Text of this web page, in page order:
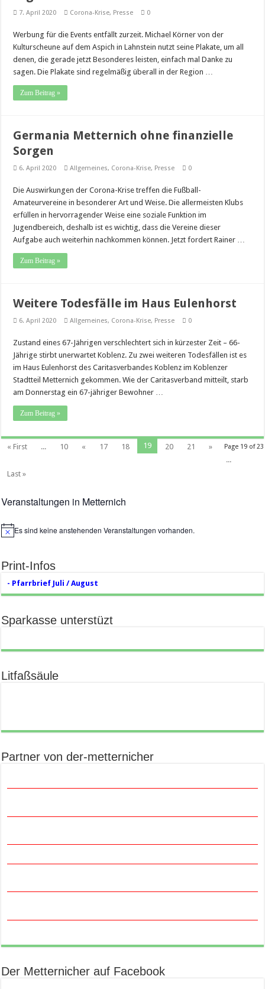
7. April 2020 Corona-Krise, Presse 0
Werbung für die Events entfällt zurzeit. Michael Körner von der
Kulturscheune auf dem Aspich in Lahnstein nutzt seine Plakate, um all
denen, die gerade jetzt Besonderes leisten, einfach mal Danke zu
sagen. Die Plakate sind regelmäßig überall in der Region …
Zum Beitrag »
Germania Metternich ohne finanzielle
Sorgen
6. April 2020 Allgemeines, Corona-Krise, Presse 0
Die Auswirkungen der Corona-Krise treffen die Fußball-
Amateurvereine in besonderer Art und Weise. Die allermeisten Klubs
erfüllen in hervorragender Weise eine soziale Funktion im
Jugendbereich, deshalb ist es wichtig, dass die Vereine dieser
Aufgabe auch weiterhin nachkommen können. Jetzt fordert Rainer …
Zum Beitrag »
Weitere Todesfälle im Haus Eulenhorst
6. April 2020 Allgemeines, Corona-Krise, Presse 0
Zustand eines 67-Jährigen verschlechtert sich in kürzester Zeit – 66-
Jährige stirbt unerwartet Koblenz. Zu zwei weiteren Todesfällen ist es
im Haus Eulenhorst des Caritasverbandes Koblenz im Koblenzer
Stadtteil Metternich gekommen. Wie der Caritasverband mitteilt, starb
am Donnerstag ein 67-jähriger Bewohner …
Zum Beitrag »
Page 19 of 23
« First ... 10 « 17 18 19 20 21
»
...
Last »
Veranstaltungen in Metternich
Hinweis
Es sind keine anstehenden Veranstaltungen vorhanden.
Print-Infos
- Pfarrbrief Juli / August
Sparkasse unterstüzt
Litfaßsäule
Partner von der-metternicher
Der Metternicher auf Facebook